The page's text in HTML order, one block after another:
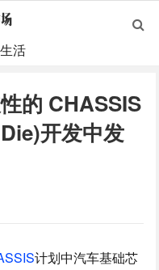
生活
的 CHASSIS
开发中发
计划中汽车基础芯